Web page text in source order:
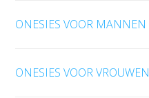
ONESIES VOOR MANNEN
ONESIES VOOR VROUWEN